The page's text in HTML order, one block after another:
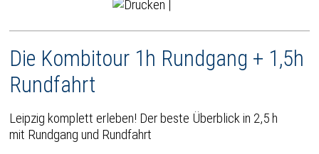
|
Die Kombitour 1h Rundgang + 1,5h
Rundfahrt
Leipzig komplett erleben! Der beste Überblick in 2,5 h
mit Rundgang und Rundfahrt